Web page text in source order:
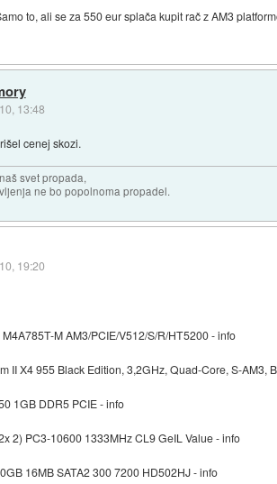
to, ali se za 550 eur splača kupit rač z AM3
13:48
cenej skozi.
svet propada,
ne bo popolnoma propadel.
19:20
M AM3/PCIE/V512/S/R/HT5200 - info
II X4 955 Black Edition, 3,2GHz, Quad-Core, S-AM3,
1GB DDR5 PCIE - info
2) PC3-10600 1333MHz CL9 GeIL Value - info
16MB SATA2 300 7200 HD502HJ - info